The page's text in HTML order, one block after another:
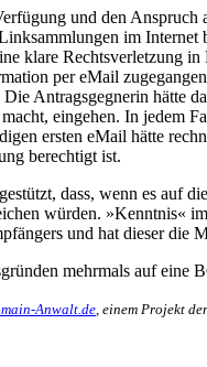
und den
im
klare Rechtsverletzung
per eMail
Antragsgegnerin hätte
eingehen. In jedem
ersten eMail hätte
berechtigt ist.
dass, wenn es auf
würden. »Kenntnis«
und hat dieser
mehrmals auf eine
Anwalt.de , einem Projekt der